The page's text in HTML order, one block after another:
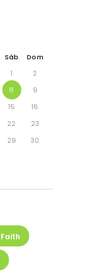
Sáb
Dom
1
2
8
9
15
16
22
23
29
30
Faith